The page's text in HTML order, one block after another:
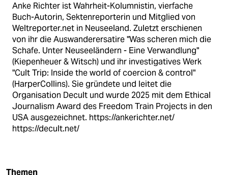
Anke Richter ist Wahrheit-Kolumnistin, vierfache
Buch-Autorin, Sektenreporterin und Mitglied von
Weltreporter.net in Neuseeland. Zuletzt erschienen
von ihr die Auswanderersatire "Was scheren mich die
Schafe. Unter Neuseeländern - Eine Verwandlung"
(Kiepenheuer & Witsch) und ihr investigatives Werk
"Cult Trip: Inside the world of coercion & control"
(HarperCollins). Sie gründete und leitet die
Organisation Decult und wurde 2025 mit dem Ethical
Journalism Award des Freedom Train Projects in den
USA ausgezeichnet. https://ankerichter.net/
https://decult.net/
Themen